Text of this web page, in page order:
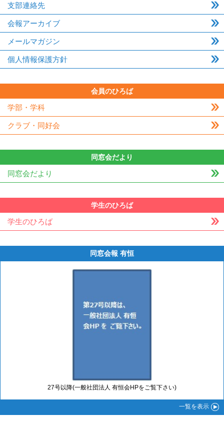
支部連絡先
会報アーカイブ
メールマガジン
個人情報保護方針
会員のひろば
学部・学科
クラブ・同好会
同窓会だより
同窓会だより
学生のひろば
学生のひろば
同窓会報 有恒
27号以降(一般社団法人 有恒会HPをご覧下さい)
一覧を表示